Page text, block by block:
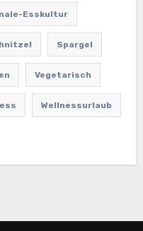
Esskultur
Spargel
Vegetarisch
Wellnessurlaub